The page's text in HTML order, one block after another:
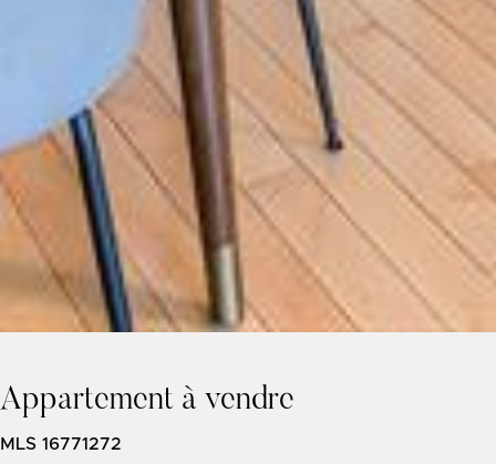
Appartement à vendre
MLS 16771272